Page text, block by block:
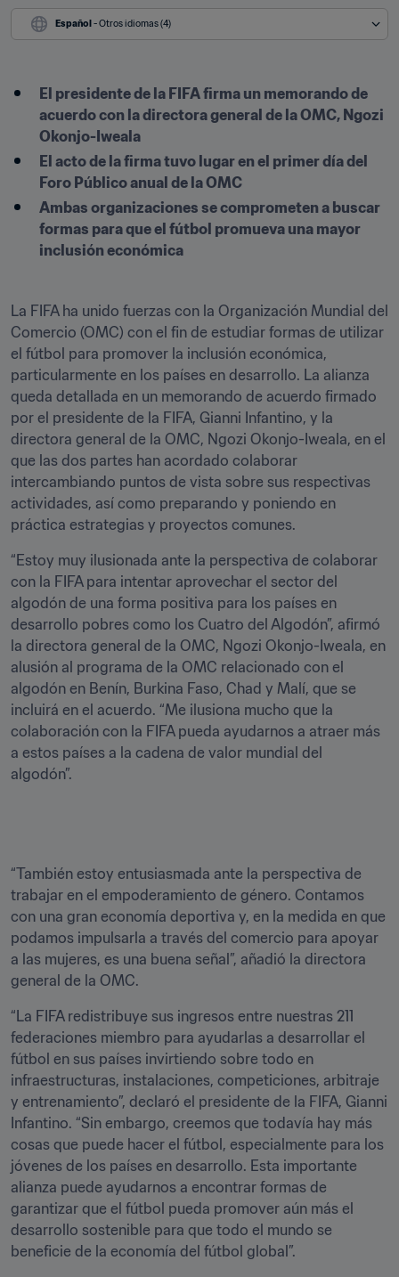
Español - Otros idiomas (4)
El presidente de la FIFA firma un memorando de
acuerdo con la directora general de la OMC, Ngozi
Okonjo-Iweala
El acto de la firma tuvo lugar en el primer día del
Foro Público anual de la OMC
Ambas organizaciones se comprometen a buscar
formas para que el fútbol promueva una mayor
inclusión económica
La FIFA ha unido fuerzas con la Organización Mundial del
Comercio (OMC) con el fin de estudiar formas de utilizar
el fútbol para promover la inclusión económica,
particularmente en los países en desarrollo. La alianza
queda detallada en un memorando de acuerdo firmado
por el presidente de la FIFA, Gianni Infantino, y la
directora general de la OMC, Ngozi Okonjo-Iweala, en el
que las dos partes han acordado colaborar
intercambiando puntos de vista sobre sus respectivas
actividades, así como preparando y poniendo en
práctica estrategias y proyectos comunes.
“Estoy muy ilusionada ante la perspectiva de colaborar
con la FIFA para intentar aprovechar el sector del
algodón de una forma positiva para los países en
desarrollo pobres como los Cuatro del Algodón”, afirmó
la directora general de la OMC, Ngozi Okonjo-Iweala, en
alusión al programa de la OMC relacionado con el
algodón en Benín, Burkina Faso, Chad y Malí, que se
incluirá en el acuerdo. “Me ilusiona mucho que la
colaboración con la FIFA pueda ayudarnos a atraer más
a estos países a la cadena de valor mundial del
“También estoy entusiasmada ante la perspectiva de
trabajar en el empoderamiento de género. Contamos
con una gran economía deportiva y, en la medida en que
podamos impulsarla a través del comercio para apoyar
a las mujeres, es una buena señal”, añadió la directora
general de la OMC.
“La FIFA redistribuye sus ingresos entre nuestras 211
federaciones miembro para ayudarlas a desarrollar el
fútbol en sus países invirtiendo sobre todo en
infraestructuras, instalaciones, competiciones, arbitraje
y entrenamiento”, declaró el presidente de la FIFA, Gianni
Infantino. “Sin embargo, creemos que todavía hay más
cosas que puede hacer el fútbol, especialmente para los
jóvenes de los países en desarrollo. Esta importante
alianza puede ayudarnos a encontrar formas de
garantizar que el fútbol pueda promover aún más el
desarrollo sostenible para que todo el mundo se
beneficie de la economía del fútbol global”.